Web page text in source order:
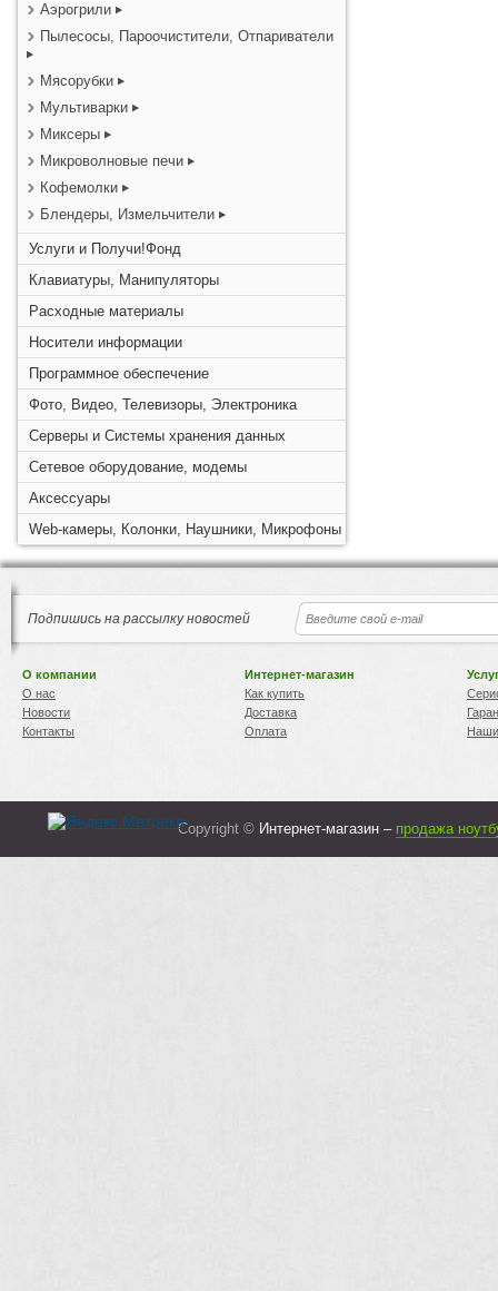
Аэрогрили
Пылесосы, Пароочистители, Отпариватели
Мясорубки
Мультиварки
Миксеры
Микроволновые печи
Кофемолки
Блендеры, Измельчители
Услуги и Получи!Фонд
Клавиатуры, Манипуляторы
Расходные материалы
Носители информации
Программное обеспечение
Фото, Видео, Телевизоры, Электроника
Серверы и Системы хранения данных
Сетевое оборудование, модемы
Аксессуары
Web-камеры, Колонки, Наушники, Микрофоны
Подпишись на рассылку новостей
О компании
О нас
Новости
Контакты
Интернет-магазин
Как купить
Доставка
Оплата
Copyright © Интернет-магазин – продажа